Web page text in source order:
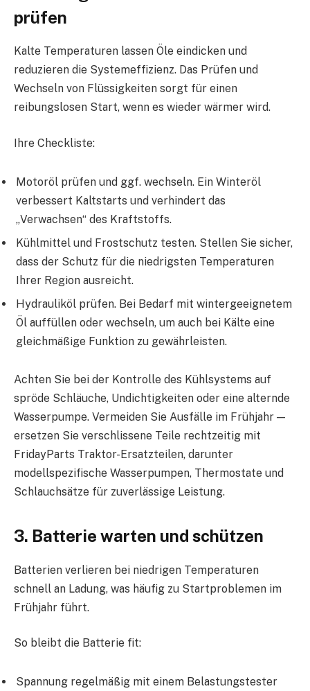
prüfen
Kalte Temperaturen lassen Öle eindicken und
reduzieren die Systemeffizienz. Das Prüfen und
Wechseln von Flüssigkeiten sorgt für einen
reibungslosen Start, wenn es wieder wärmer wird.
Ihre Checkliste:
Motoröl prüfen und ggf. wechseln. Ein Winteröl
verbessert Kaltstarts und verhindert das
„Verwachsen“ des Kraftstoffs.
Kühlmittel und Frostschutz testen. Stellen Sie sicher,
dass der Schutz für die niedrigsten Temperaturen
Ihrer Region ausreicht.
Hydrauliköl prüfen. Bei Bedarf mit wintergeeignetem
Öl auffüllen oder wechseln, um auch bei Kälte eine
gleichmäßige Funktion zu gewährleisten.
Achten Sie bei der Kontrolle des Kühlsystems auf
spröde Schläuche, Undichtigkeiten oder eine alternde
Wasserpumpe. Vermeiden Sie Ausfälle im Frühjahr —
ersetzen Sie verschlissene Teile rechtzeitig mit
FridayParts Traktor-Ersatzteilen, darunter
modellspezifische Wasserpumpen, Thermostate und
Schlauchsätze für zuverlässige Leistung.
3. Batterie warten und schützen
Batterien verlieren bei niedrigen Temperaturen
schnell an Ladung, was häufig zu Startproblemen im
Frühjahr führt.
So bleibt die Batterie fit:
Spannung regelmäßig mit einem Belastungstester